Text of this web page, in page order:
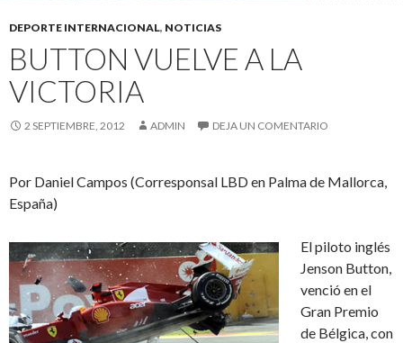
DEPORTE INTERNACIONAL, NOTICIAS
BUTTON VUELVE A LA
VICTORIA
2 SEPTIEMBRE, 2012 ADMIN DEJA UN COMENTARIO
Por Daniel Campos (Corresponsal LBD en Palma de Mallorca,
España)
El piloto inglés
Jenson Button,
venció en el
Gran Premio
de Bélgica, con